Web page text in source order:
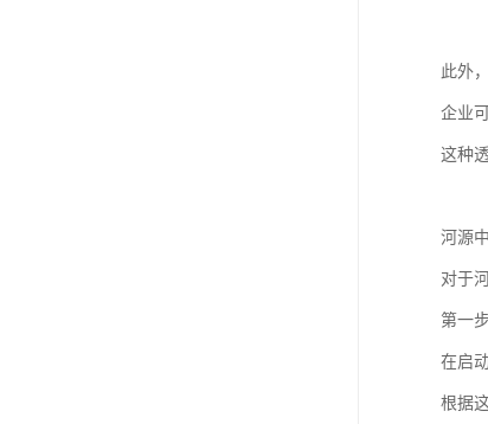
此外
企业
这种
河源
对于
第一
在启
根据